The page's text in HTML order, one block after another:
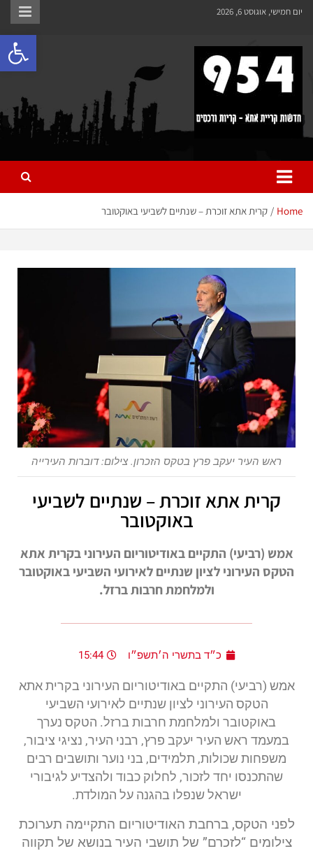
לתוכן
יום חמישי, אוגוסט 6, 2026
Home קרית אתא זוכרת – שנתיים לשביעי באוקטובר
ראש העיר יעקב פרץ בטקס הזכרון. צילום: דוברות העירייה
קרית אתא זוכרת – שנתיים לשביעי
באוקטובר
אמש (רביעי) התקיים באודיטוריום העירוני בקרית אתא
הטקס העירוני לציון שנתיים לאירועי השביעי באוקטובר
ולמלחמת חרבות ברזל.
כ״ד בתשרי ה׳תשפ״ו 15:44
אמש (רביעי) התקיים באודיטוריום העירוני בקרית אתא
הטקס העירוני לציון שנתיים לאירועי השביעי
באוקטובר ולמלחמת חרבות ברזל. הטקס נערך
במעמד ראש העיר יעקב פרץ, רבני העיר, נציגי ציבור,
משפחות שכולות, תלמידים, בני נוער ותושבים רבים
שהתכנסו יחד לזכור, לחלוק כבוד ולהצדיע לגיבורי
ישראל שנפלו בהגנה על המולדת.
לפני הטקס, ברחבת האודיטוריום התקיימה תערוכת
צילומים “לזכרם” של תושבי העיר בנושא של תקווה